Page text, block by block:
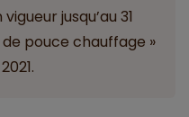
jusqu’au 31
pouce chauffage »